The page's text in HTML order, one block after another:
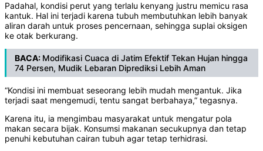
Padahal, kondisi perut yang terlalu kenyang justru memicu rasa
kantuk. Hal ini terjadi karena tubuh membutuhkan lebih banyak
aliran darah untuk proses pencernaan, sehingga suplai oksigen
ke otak berkurang.
BACA: Modifikasi Cuaca di Jatim Efektif Tekan Hujan hingga
74 Persen, Mudik Lebaran Diprediksi Lebih Aman
“Kondisi ini membuat seseorang lebih mudah mengantuk. Jika
terjadi saat mengemudi, tentu sangat berbahaya,” tegasnya.
Karena itu, ia mengimbau masyarakat untuk mengatur pola
makan secara bijak. Konsumsi makanan secukupnya dan tetap
penuhi kebutuhan cairan tubuh agar tetap terhidrasi.